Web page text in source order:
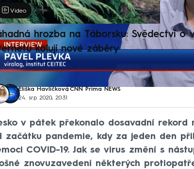
Video
hrozba na Táborsku: Svědectví o
kolují nové záběry
Eliška Havlíčková, CNN Prima NEWS
24. srp 2020, 20:31
v pátek překonalo dosavadní rekord
začátku pandemie, kdy za jeden den
COVID-19. Jak se virus změní s
znovuzavedení některých